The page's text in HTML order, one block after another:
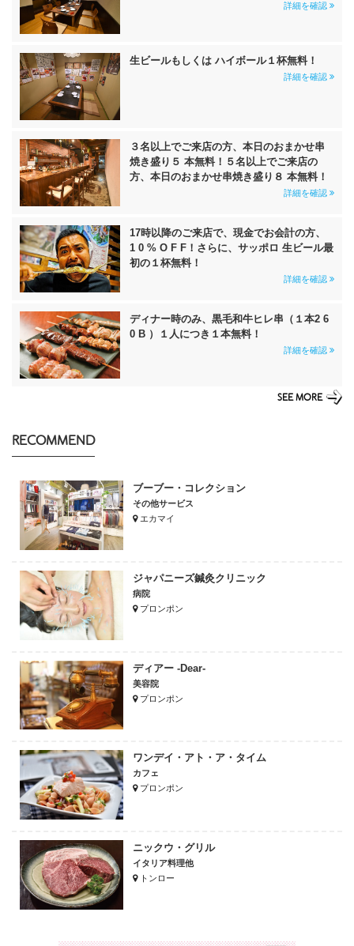
詳細を確認
生ビールもしくは ハイボール１杯無料！
詳細を確認
３名以上でご来店の方、本日のおまかせ串
焼き盛り５ 本無料！５名以上でご来店の
方、本日のおまかせ串焼き盛り８ 本無料！
詳細を確認
17時以降のご来店で、現金でお会計の方、
1 0 % O F F！さらに、サッポロ 生ビール最
初の１杯無料！
詳細を確認
ディナー時のみ、黒毛和牛ヒレ串（１本2 6
0 B ）１人につき１本無料！
詳細を確認
SEE MORE
RECOMMEND
ブーブー・コレクション
その他サービス
エカマイ
ジャパニーズ鍼灸クリニック
病院
プロンポン
ディアー -Dear-
美容院
プロンポン
ワンデイ・アト・ア・タイム
カフェ
プロンポン
ニックウ・グリル
イタリア料理他
トンロー